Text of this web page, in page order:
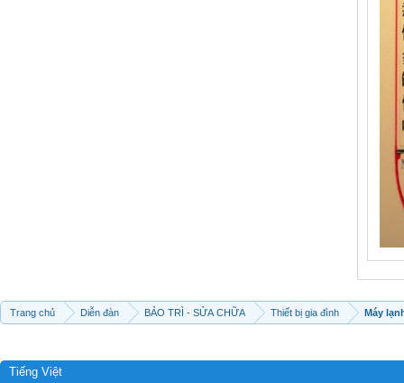
Trang chủ Diễn đàn BẢO TRÌ - SỬA CHỮA Thiết bị gia đình Máy
Tiếng Việt